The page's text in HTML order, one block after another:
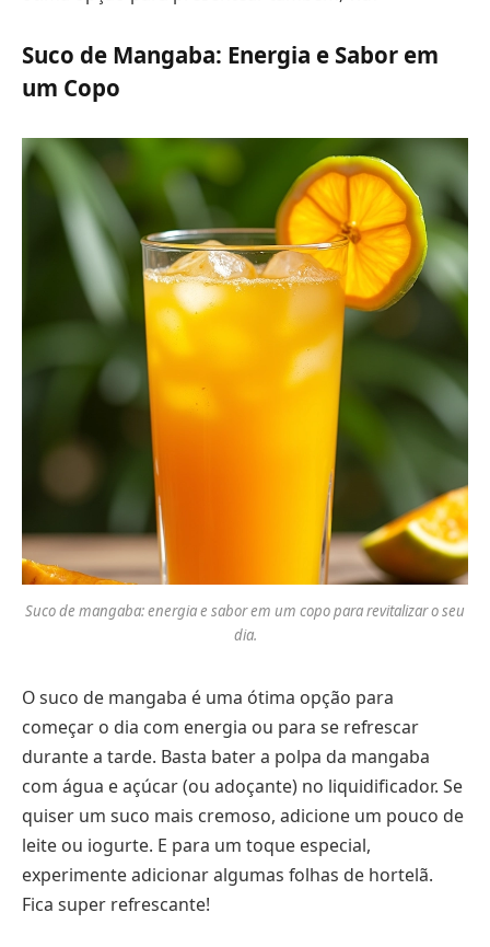
Suco de Mangaba: Energia e Sabor em
um Copo
Suco de mangaba: energia e sabor em um copo para revitalizar o seu
dia.
O suco de mangaba é uma ótima opção para
começar o dia com energia ou para se refrescar
durante a tarde. Basta bater a polpa da mangaba
com água e açúcar (ou adoçante) no liquidificador. Se
quiser um suco mais cremoso, adicione um pouco de
leite ou iogurte. E para um toque especial,
experimente adicionar algumas folhas de hortelã.
Fica super refrescante!